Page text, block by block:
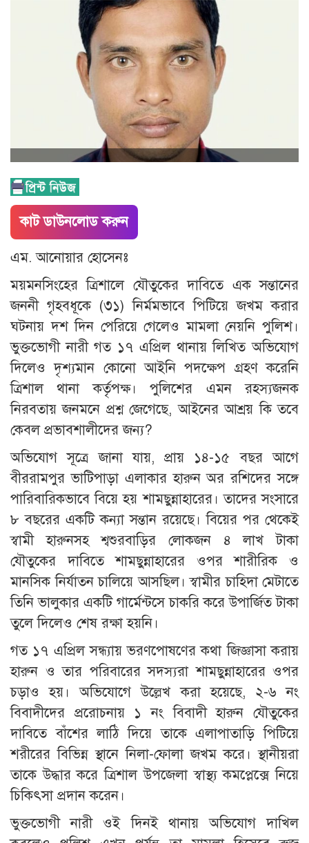
কাট ডাউনলোড করুন
এম. আনোয়ার হোসেনঃ
ময়মনসিংহের ত্রিশালে যৌতুকের দাবিতে এক সন্তানের
জননী গৃহবধূকে (৩১) নির্মমভাবে পিটিয়ে জখম করার
ঘটনায় দশ দিন পেরিয়ে গেলেও মামলা নেয়নি পুলিশ।
ভুক্তভোগী নারী গত ১৭ এপ্রিল থানায় লিখিত অভিযোগ
দিলেও দৃশ্যমান কোনো আইনি পদক্ষেপ গ্রহণ করেনি
ত্রিশাল থানা কর্তৃপক্ষ। পুলিশের এমন রহস্যজনক
নিরবতায় জনমনে প্রশ্ন জেগেছে, আইনের আশ্রয় কি তবে
কেবল প্রভাবশালীদের জন্য?
​অভিযোগ সূত্রে জানা যায়, প্রায় ১৪-১৫ বছর আগে
বীররামপুর ভাটিপাড়া এলাকার হারুন অর রশিদের সঙ্গে
পারিবারিকভাবে বিয়ে হয় শামছুন্নাহারের। তাদের সংসারে
৮ বছরের একটি কন্যা সন্তান রয়েছে। বিয়ের পর থেকেই
স্বামী হারুনসহ শ্বশুরবাড়ির লোকজন ৪ লাখ টাকা
যৌতুকের দাবিতে শামছুন্নাহারের ওপর শারীরিক ও
মানসিক নির্যাতন চালিয়ে আসছিল। স্বামীর চাহিদা মেটাতে
তিনি ভালুকার একটি গার্মেন্টসে চাকরি করে উপার্জিত টাকা
তুলে দিলেও শেষ রক্ষা হয়নি।
​গত ১৭ এপ্রিল সন্ধ্যায় ভরণপোষণের কথা জিজ্ঞাসা করায়
হারুন ও তার পরিবারের সদস্যরা শামছুন্নাহারের ওপর
চড়াও হয়। অভিযোগে উল্লেখ করা হয়েছে, ২-৬ নং
বিবাদীদের প্ররোচনায় ১ নং বিবাদী হারুন যৌতুকের
দাবিতে বাঁশের লাঠি দিয়ে তাকে এলাপাতাড়ি পিটিয়ে
শরীরের বিভিন্ন স্থানে নিলা-ফোলা জখম করে। স্থানীয়রা
তাকে উদ্ধার করে ত্রিশাল উপজেলা স্বাস্থ্য কমপ্লেক্সে নিয়ে
চিকিৎসা প্রদান করেন।
​ভুক্তভোগী নারী ওই দিনই থানায় অভিযোগ দাখিল